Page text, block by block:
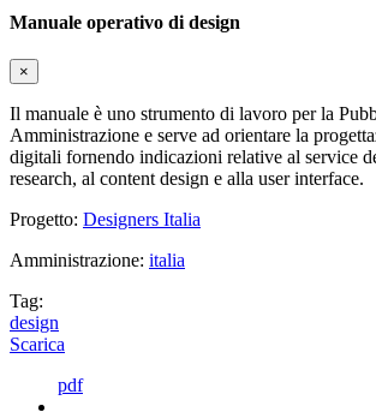
Manuale operativo di design
×
Il manuale è uno strumento di lavoro per la
Amministrazione e serve ad orientare la
digitali fornendo indicazioni relative al service
research, al content design e alla user interface.
Progetto: Designers Italia
Amministrazione: italia
Tag:
design
Scarica
pdf